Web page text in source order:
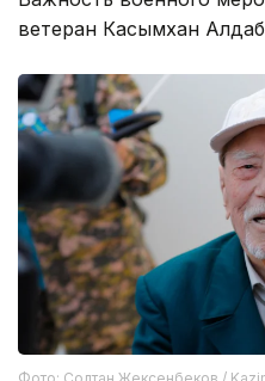
ветеран Касымхан